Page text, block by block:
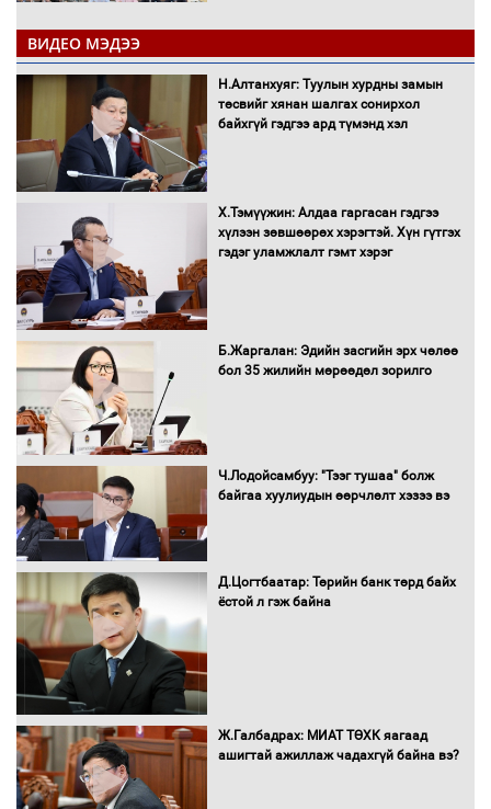
эрэгтэйчүүдийн волейболын тэмцээнд
оролцож байгаа баг тамирчдад
амжилт хүслээ
Автобензин, дизель түлшний онцгой
албан татварыг тэглэлээ
Санхүүгийн хэмнэлтийн горимд эрүүл
мэндийн салбар хамаарахгүй
Нөөцийн махны худалдаа,
борлуулалтыг нээлттэй ил тод
Монгол Улс “COP17”-д “Тал хээрийн
16 төрлийн эмийг нэг эх үүсвэрээс
худалдан авах журмыг баталлаа
ВИДЕО МЭДЭЭ
Н.Алтанхуяг: Туулын хурдны замын
төсвийг хянан шалгах сонирхол
байхгүй гэдгээ ард түмэнд хэл
Х.Тэмүүжин: Алдаа гаргасан гэдгээ
хүлээн зөвшөөрөх хэрэгтэй. Хүн гүтгэх
гэдэг уламжлалт гэмт хэрэг
Б.Жаргалан: Эдийн засгийн эрх чөлөө
бол 35 жилийн мөрөөдөл зорилго
Ч.Лодойсамбуу: "Тээг тушаа" болж
байгаа хуулиудын өөрчлөлт хэзээ вэ
Д.Цогтбаатар: Төрийн банк төрд байх
ёстой л гэж байна
Ж.Галбадрах: МИАТ ТӨХК яагаад
ашигтай ажиллаж чадахгүй байна вэ?